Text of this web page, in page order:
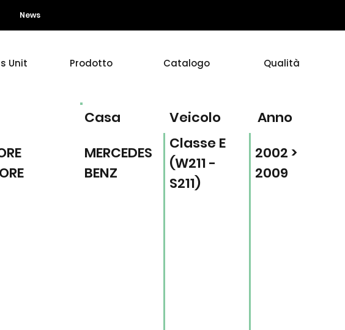
Unit Prodotto Catalogo Qualità
News
Veicolo Anno
Casa
MERCEDES
BENZ
Classe E
(W211 -
S211)
2002 >
2009